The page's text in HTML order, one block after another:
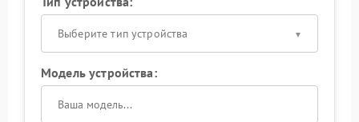
Выберите тип устройства
Модель устройства: